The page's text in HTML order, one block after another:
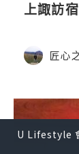
上諏訪
匠心
U Lifestyle